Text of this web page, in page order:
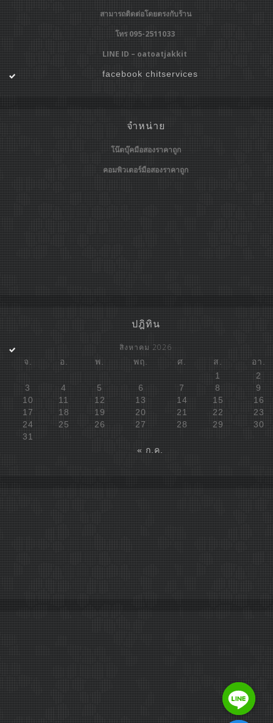
สามารถติดต่อโดยตรงกับร้าน
โทร 095-2511033
LINE ID – oatoatjakkit
facebook chitservices
จำหน่าย
โน๊ตบุ๊คมือสองราคาถูก
คอมพิวเตอร์มือสองราคาถูก
ปฎิทิน
สิงหาคม 2026
จ. อ. พ. พฤ. ศ. ส.
อา.
1
2
3
4 5 6 7 8
9
10
11 12 13 14 15
16
17
18 19 20 21 22
23
24
25 26 27 28 29
30
31
« ก.ค.